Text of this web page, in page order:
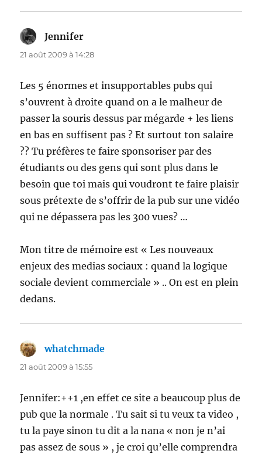
Jennifer
21 août 2009 à 14:28
Les 5 énormes et insupportables pubs qui
s’ouvrent à droite quand on a le malheur de
passer la souris dessus par mégarde + les liens
en bas en suffisent pas ? Et surtout ton salaire
?? Tu préfères te faire sponsoriser par des
étudiants ou des gens qui sont plus dans le
besoin que toi mais qui voudront te faire plaisir
sous prétexte de s’offrir de la pub sur une vidéo
qui ne dépassera pas les 300 vues? …
Mon titre de mémoire est « Les nouveaux
enjeux des medias sociaux : quand la logique
sociale devient commerciale » .. On est en plein
dedans.
whatchmade
21 août 2009 à 15:55
Jennifer:++1 ,en effet ce site a beaucoup plus de
pub que la normale . Tu sait si tu veux ta video ,
tu la paye sinon tu dit a la nana « non je n’ai
pas assez de sous » , je croi qu’elle comprendra